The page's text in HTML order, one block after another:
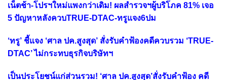
เน็ตช้า-โปรฯใหม่แพงกว่าเดิม! ผลสำรวจฯผู้บริโภค 81% เจอ
5 ปัญหาหลังควบTRUE-DTAC-ทรูแจง6ปม
‘ทรู’ ชี้แจง ‘ศาล ปค.สูงสุด’ สั่งรับคำฟ้องคดีควบรวม ‘TRUE-
DTAC’ ไม่กระทบธุรกิจบริษัทฯ
เป็นประโยชน์แก่ส่วนรวม! ‘ศาล ปค.สูงสุด’สั่งรับคำฟ้อง คดี